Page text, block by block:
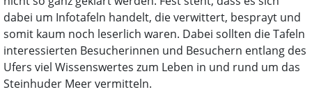
dabei um Infotafeln handelt, die verwittert, besprayt und
somit kaum noch leserlich waren. Dabei sollten die Tafeln
interessierten Besucherinnen und Besuchern entlang des
Ufers viel Wissenswertes zum Leben in und rund um das
Steinhuder Meer vermitteln.